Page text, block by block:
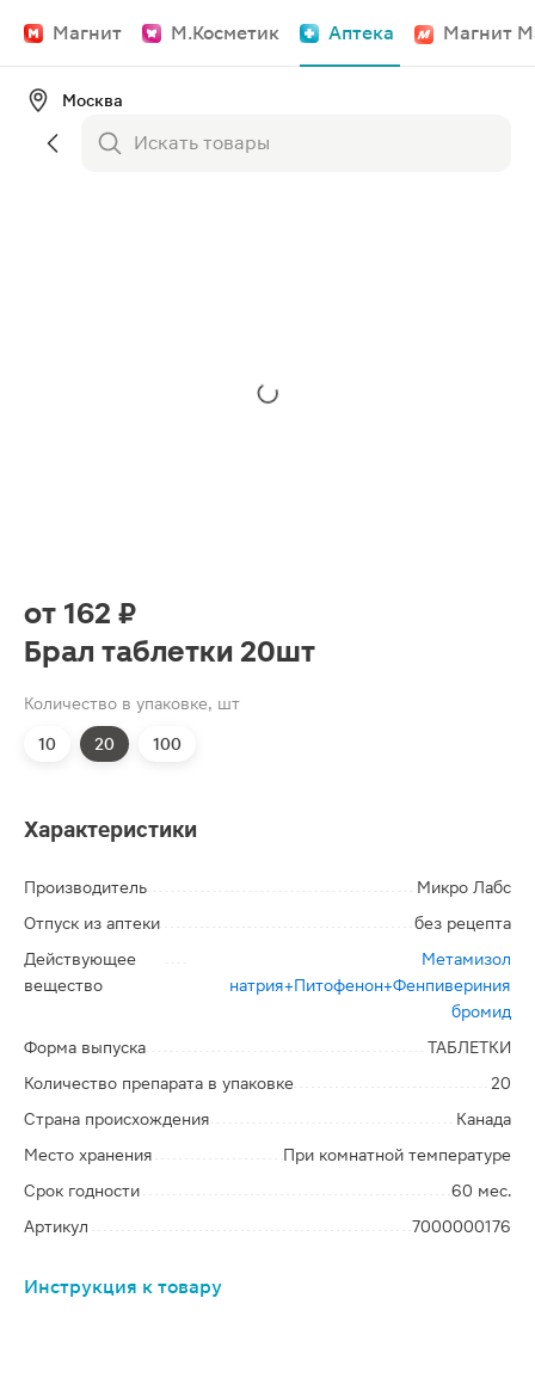
Магнит М.Косметик Аптека Магнит
Москва
от 162 ₽
Брал таблетки 20шт
Количество в упаковке, шт
10 20 100
Характеристики
Производитель
Микро Лабс
Отпуск из аптеки
без рецепта
Действующее
вещество
Метамизол
натрия+Питофенон+Фенпивериния
бромид
Форма выпуска
ТАБЛЕТКИ
Количество препарата в упаковке
20
Страна происхождения
Канада
Место хранения
При комнатной температуре
Срок годности
60 мес.
Артикул
7000000176
Инструкция к товару